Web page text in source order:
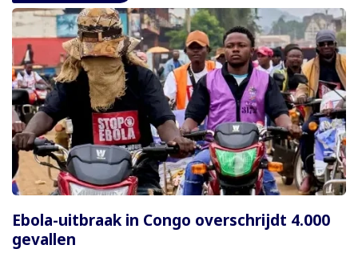
Ebola-uitbraak in Congo overschrijdt 4.000
gevallen